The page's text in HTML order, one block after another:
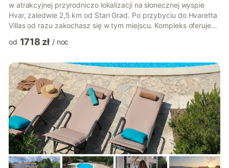
w atrakcyjnej przyrodniczo lokalizacji na słonecznej wyspie
Hvar, zaledwie 2,5 km od Stari Grad. Po przybyciu do Hvaretta
Villas od razu zakochasz się w tym miejscu. Kompleks oferuje
całkowicie odnowione i gustownie urządzone wewnątrz, każda
łącznie 4 oddzielne sypialnie i 3 łazienki. Na parterze znajduje
się przestronna wspólna przestrzeń z w pełni wyposażoną
kuc...
od 1718 zł / noc